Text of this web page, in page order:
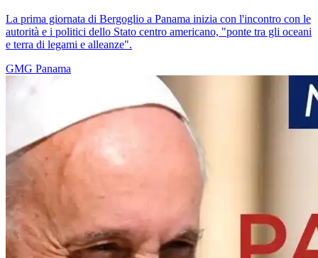
La prima giornata di Bergoglio a Panama inizia con l'incontro con le
autorità e i politici dello Stato centro americano, "ponte tra gli oceani
e terra di legami e alleanze".
GMG Panama